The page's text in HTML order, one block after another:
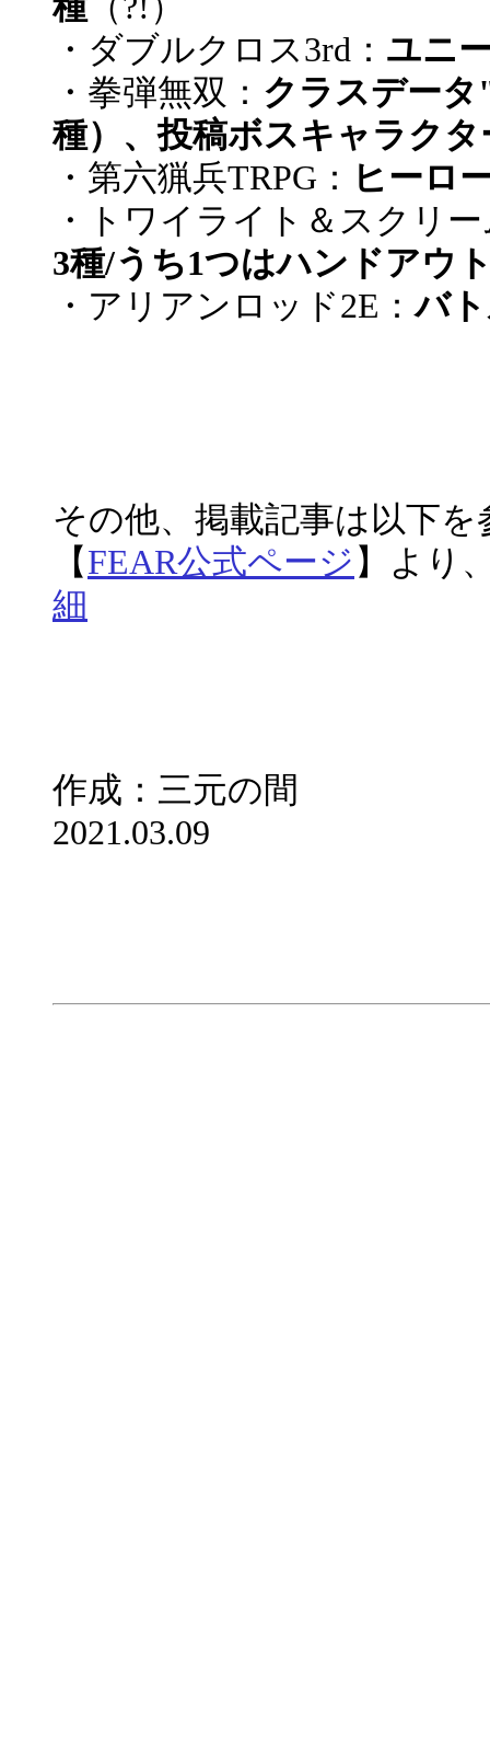
・ダブルクロス3rd： ユニ
・拳弾無双： クラスデー
種）、投稿ボスキャラクタ
・第六猟兵TRPG： ヒーロ
・トワイライト＆スクリ
3種/うち1つはハンドアウ
・アリアンロッド2E：バ
その他、掲載記
【FEAR公式ページ 】より
細
作成：三元の間
2021.03.09